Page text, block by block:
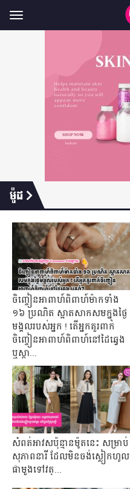
Toggle
navigation
ម៉ូដ
ចិញ្ចៀនអាពាហ៍ពិពាហ៍ម៉ាកទាំង
១៦ ប្រណិត ស្អាតសាកសមក្នុងថ្ងៃ
មង្គលរបស់អ្នក ! តើអ្នកគួរពាក់
ចិញ្ចៀនអាពាហ៍ពិពាហ៍នៅដៃឆ្វេង
ឬស្ដា...
សំពត់អាវសប៉ុន្មានម៉ូតនេះ សម្រាប់
សុភាពនារី​ ដែលមិនចង់ស្លៀកហូល
ផាមួងទៅវត្...